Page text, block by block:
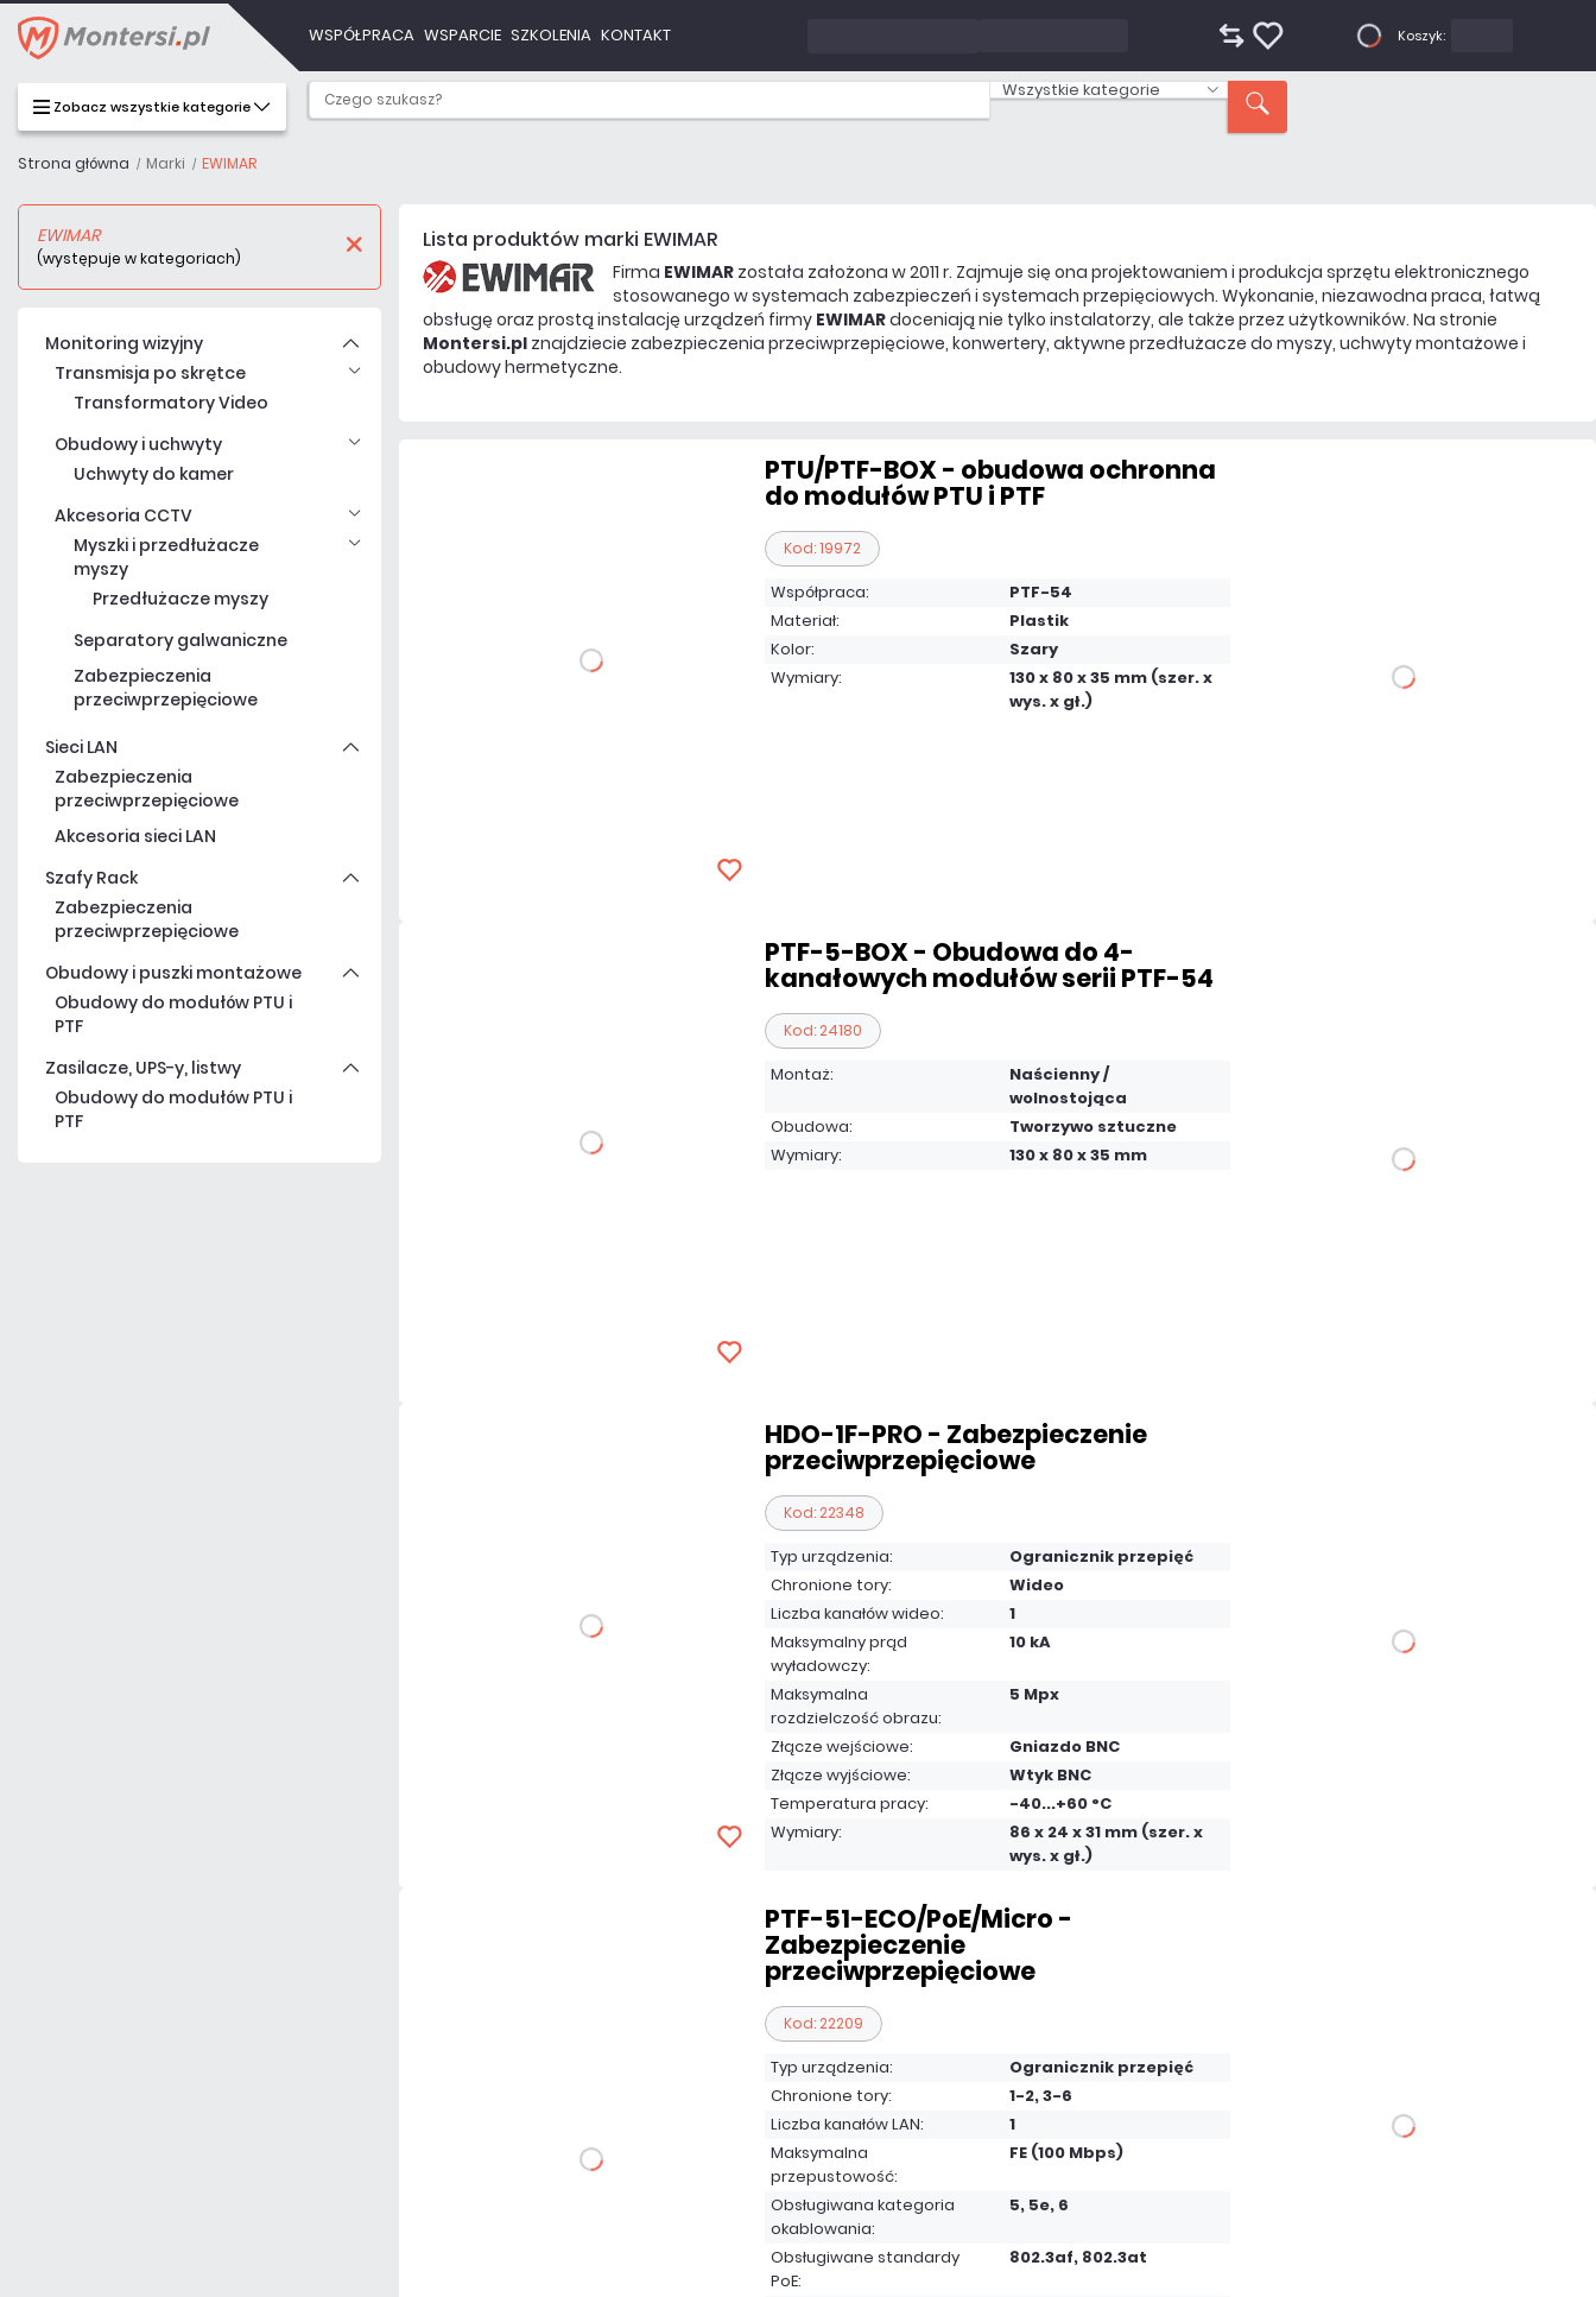
WSPÓŁPRACA WSPARCIE SZKOLENIA KONTAKT Koszyk:
Zobacz wszystkie kategorie
Wszystkie kategorie
Strona główna Marki EWIMAR
EWIMAR
(występuje w kategoriach)
Monitoring wizyjny
Transmisja po skrętce
Transformatory Video
Obudowy i uchwyty
Uchwyty do kamer
Akcesoria CCTV
Myszki i przedłużacze
myszy
Przedłużacze myszy
Separatory galwaniczne
Zabezpieczenia
przeciwprzepięciowe
Sieci LAN
Zabezpieczenia
przeciwprzepięciowe
Akcesoria sieci LAN
Szafy Rack
Zabezpieczenia
przeciwprzepięciowe
Obudowy i puszki montażowe
Obudowy do modułów PTU i
PTF
Zasilacze, UPS-y, listwy
Obudowy do modułów PTU i
PTF
Lista produktów marki EWIMAR
Firma EWIMAR została założona w 2011 r. Zajmuje się ona projektowaniem i produkcja sprzętu elektronicznego
stosowanego w systemach zabezpieczeń i systemach przepięciowych. Wykonanie, niezawodna praca, łatwą
obsługę oraz prostą instalację urządzeń firmy EWIMARdoceniają nie tylko instalatorzy, ale także przez użytkowników. Na stronie
Montersi.pl znajdziecie zabezpieczenia przeciwprzepięciowe, konwertery, aktywne przedłużacze do myszy, uchwyty montażowe i
obudowy hermetyczne.
PTU/PTF-BOX - obudowa ochronna
do modułów PTU i PTF
Kod: 19972
Współpraca:
PTF-54
Materiał:
Plastik
Kolor:
Szary
Wymiary:
130 x 80 x 35 mm (szer. x
wys. x gł.)
DO KOSZYKA
PTF-5-BOX - Obudowa do 4-
kanałowych modułów serii PTF-54
Kod: 24180
Montaż:
Naścienny /
wolnostojąca
Obudowa:
Tworzywo sztuczne
Wymiary:
130 x 80 x 35 mm DO KOSZYKA
HDO-1F-PRO - Zabezpieczenie
przeciwprzepięciowe
Kod: 22348
Typ urządzenia:
Ogranicznik przepięć
Chronione tory:
Wideo
Liczba kanałów wideo:
1
Maksymalny prąd
wyładowczy:
10 kA
Maksymalna
rozdzielczość obrazu:
5 Mpx
Złącze wejściowe:
Gniazdo BNC
Złącze wyjściowe:
Wtyk BNC
Temperatura pracy:
-40...+60 °C
Wymiary:
86 x 24 x 31 mm (szer. x
wys. x gł.)
DO KOSZYKA
PTF-51-ECO/PoE/Micro -
Zabezpieczenie
przeciwprzepięciowe
Kod: 22209
Typ urządzenia:
Ogranicznik przepięć
Chronione tory:
1-2, 3-6
Liczba kanałów LAN:
1
Maksymalna
przepustowość:
FE (100 Mbps)
Obsługiwana kategoria
okablowania:
5, 5e, 6
Obsługiwane standardy
PoE:
802.3af, 802.3at
DO KOSZYKA